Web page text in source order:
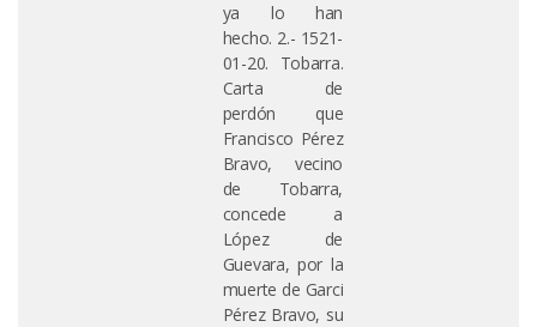
ya lo han
hecho. 2.- 1521-
01-20. Tobarra.
Carta de
perdón que
Francisco Pérez
Bravo, vecino
de Tobarra,
concede a
López de
Guevara, por la
muerte de Garci
Pérez Bravo, su